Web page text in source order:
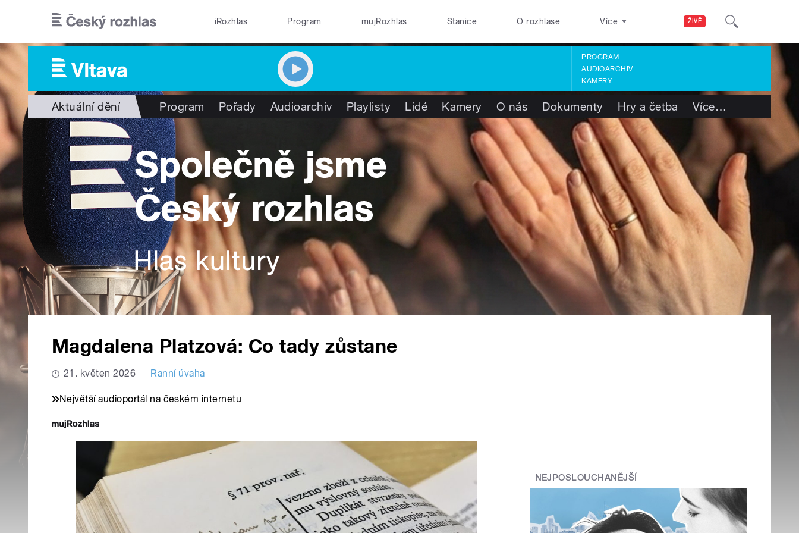
ŽIVĚ
iRozhlas Program mujRozhlas Stanice O rozhlase Více
PROGRAM
AUDIOARCHIV
KAMERY
Aktuální dění Program Pořady Audioarchiv Playlisty Lidé Kamery O nás Dokumenty Hry a četba Více…
Magdalena Platzová: Co tady zůstane
21. květen 2026 Ranní úvaha
Největší audioportál na českém internetu
NEJPOSLOUCHANĚJŠÍ